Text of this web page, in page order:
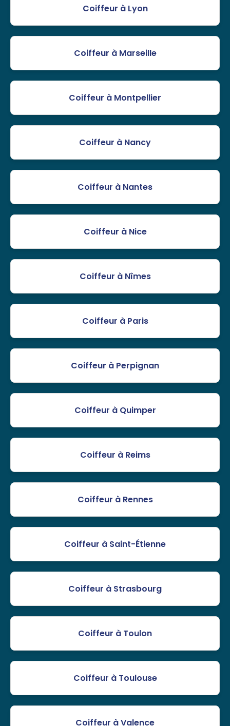
Coiffeur à Lyon
Coiffeur à Marseille
Coiffeur à Montpellier
Coiffeur à Nancy
Coiffeur à Nantes
Coiffeur à Nice
Coiffeur à Nîmes
Coiffeur à Paris
Coiffeur à Perpignan
Coiffeur à Quimper
Coiffeur à Reims
Coiffeur à Rennes
Coiffeur à Saint-Étienne
Coiffeur à Strasbourg
Coiffeur à Toulon
Coiffeur à Toulouse
Coiffeur à Valence